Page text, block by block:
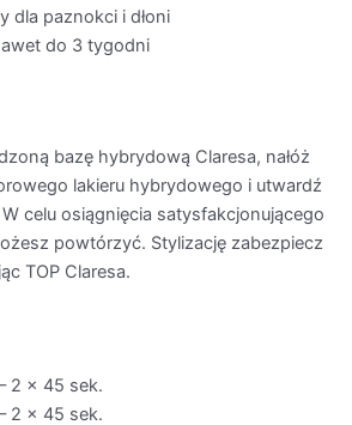
dla paznokci i dłoni
do 3 tygodni
bazę hybrydową Claresa, nałóż
lakieru hybrydowego i utwardź
celu osiągnięcia satysfakcjonującego
powtórzyć. Stylizację zabezpiecz
TOP Claresa.
2 x 45 sek.
2 x 45 sek.